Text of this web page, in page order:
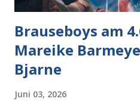
Brauseboys am
Mareike
Bjarne
Juni 03, 2026